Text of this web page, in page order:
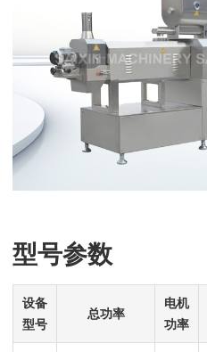
型号参数
设备
型号
总功率
电机
功率